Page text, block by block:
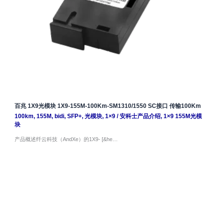
百兆 1X9光模块 1X9-155M-100Km-SM1310/1550 SC接口 传输100Km
100km, 155M, bidi, SFP+, 光模块, 1×9/安科士产品介绍, 1×9 155M光模
块
产品概述纤云科技（AndXe）的1X9- [&he…